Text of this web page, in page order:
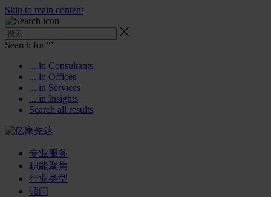
Skip to main content
Search for “”
... in Consultants
... in Offices
... in Services
... in Insights
Search all results
专业服务
职能聚焦
行业类型
顾问